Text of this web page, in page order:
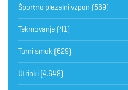
Športno plezalni vzpon (569)
Tekmovanje (41)
Turni smuk (629)
Utrinki (4.648)